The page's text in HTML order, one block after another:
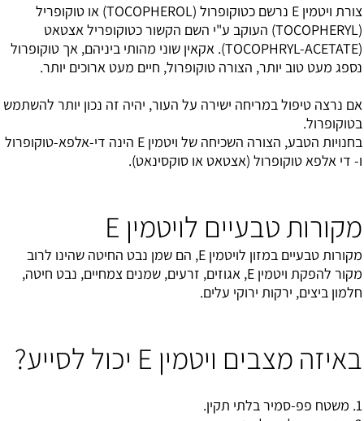
צורת ויטמין E נרשם כטוקופרול (TOCOPHEROL) או טוקופריל
(TOCOPHERYL) העוקב ע"י השם הקשור כטוקופריל אצטאט
(TOCOPHRYL-ACETATE). אקאין שוני מהותי ביניהם, אך טוקופרול
נספג מעט טוב יותר, הצורה טוקופרול, חיים מעט ארוכים יותר.
אם נרצה טיפול במריחה ישירה על העור, יהיה זה נכון יותר להשתמש
בטוקופרול.
בחנויות הטבע, הצורה השכיחה של ויטמין E הינה די-אלפא-טוקופרול
ו- די אלפא טוקופרול (אצטאט או סוקסינאט).
מקורות טבעיים לויטמין E
מקורות טבעיים במזון לויטמין E, הם שמן נבט החיטה שהינו לרוב
מקור להפקת ויטמין E, אגוזים, זרעים, שמנים צמחיים, נבט חיטה,
חלמון ביצים, ירקות ירוקי עלים.
באיזה מצבים ויטמין E יכול לסייע?
1. משטח פפ-סמיר בלתי תקין.